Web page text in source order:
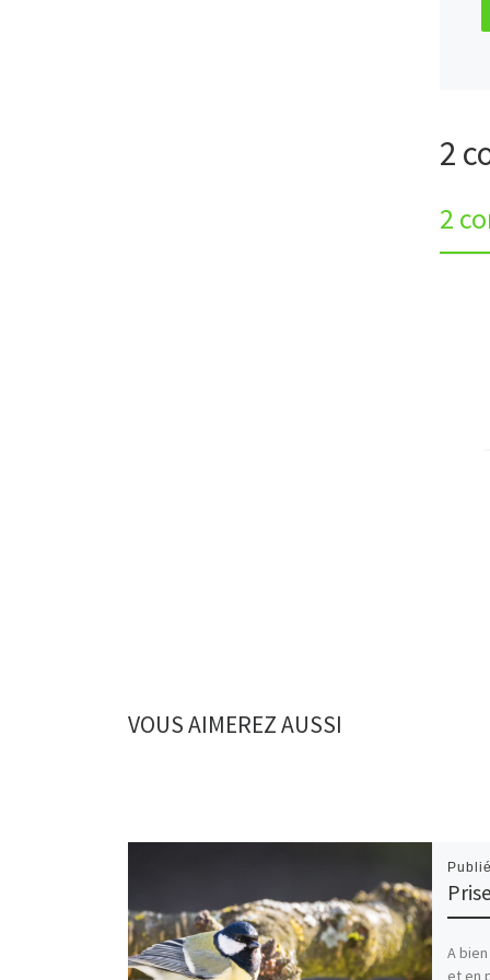
2
2
VOUS AIMEREZ AUSSI
A
et en